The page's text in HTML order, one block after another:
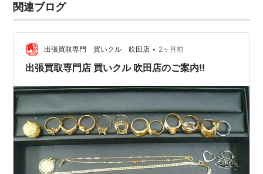
関連ブログ
出張買取専門 買いクル 吹田店 • 2ヶ月前
出張買取専門店 買いクル 吹田店のご案内!!